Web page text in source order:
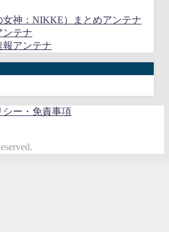
女神：NIKKE）まとめアンテナ
ンテナ
報アンテナ
シー・免責事項